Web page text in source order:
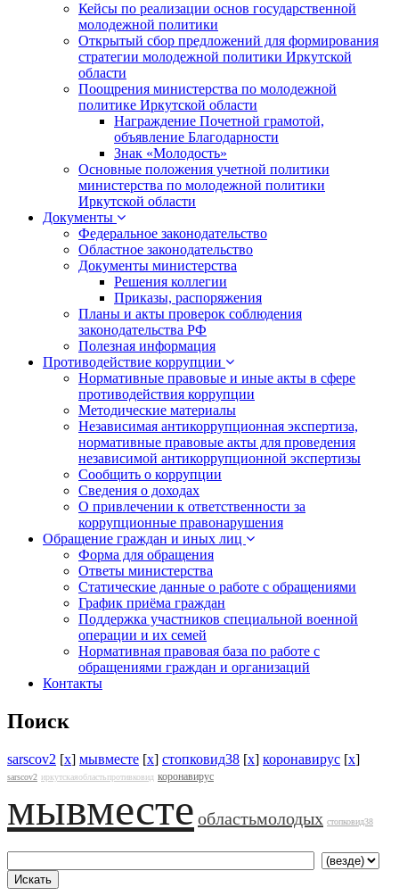
Кейсы по реализации основ государственной
молодежной политики
Открытый сбор предложений для формирования
стратегии молодежной политики Иркутской
области
Поощрения министерства по молодежной
политике Иркутской области
Награждение Почетной грамотой,
объявление Благодарности
Знак «Молодость»
Основные положения учетной политики
министерства по молодежной политики
Иркутской области
Документы
Федеральное законодательство
Областное законодательство
Документы министерства
Решения коллегии
Приказы, распоряжения
Планы и акты проверок соблюдения
законодательства РФ
Полезная информация
Противодействие коррупции
Нормативные правовые и иные акты в сфере
противодействия коррупции
Методические материалы
Независимая антикоррупционная экспертиза,
нормативные правовые акты для проведения
независимой антикоррупционной экспертизы
Сообщить о коррупции
Сведения о доходах
О привлечении к ответственности за
коррупционные правонарушения
Обращение граждан и иных лиц
Форма для обращения
Ответы министерства
Статические данные о работе с обращениями
График приёма граждан
Поддержка участников специальной военной
операции и их семей
Нормативная правовая база по работе с
обращениями граждан и организаций
Контакты
Поиск
sarscov2 [x] мывместе [x] стопковид38 [x] коронавирус [x]
sarscov2 иркутскаяобластьпротивковид коронавирус
мывместе областьмолодых стопковид38